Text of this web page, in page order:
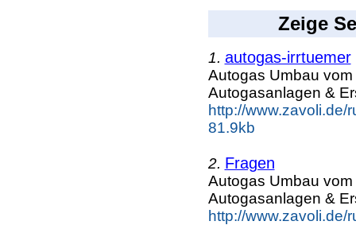
Zeige
1. autogas-irrtuemer
Autogas Umbau
Autogasanlagen &
http://www.zavoli.de/
81.9kb
2. Fragen
Autogas Umbau
Autogasanlagen &
http://